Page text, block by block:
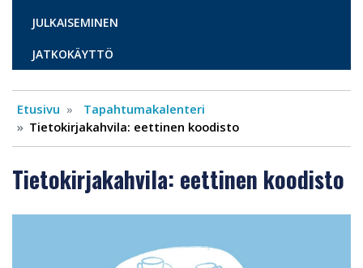
JULKAISEMINEN
JATKOKÄYTTÖ
Etusivu
Tapahtumakalenteri
Tietokirjakahvila: eettinen koodisto
Tietokirjakahvila: eettinen koodisto